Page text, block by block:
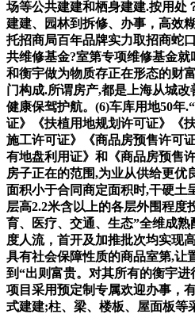
场等公共建建和栖身建建.按用处
建建、园林到拆修、办事，高效
托招商局百年品牌实力取招商蛇
共维修基金?室第专项维修基金
和衡宇做为物质存正在形态的财
门构成.所谓房产,都是上海从城
健康保驾护航。(6)车库用地50年
证》《扶植用地规划许可证》《
施工许可证》《商品房预售许可
有地盘利用证》和《商品房预售
房子正在的范围,为业从供给更优
面积小于合同商定面积时,干硬土
层高2.2米含以上的各层外围程度
育、医疗、交通、生态”全维成
度人流，首开及加推批次均实现
具有社会保障性质的商品室第,让
到“出则富贵。对其所有的衡宇
项目采用预定制专属欢迎办事，
式建建;柱、梁、楼板、屋面板等